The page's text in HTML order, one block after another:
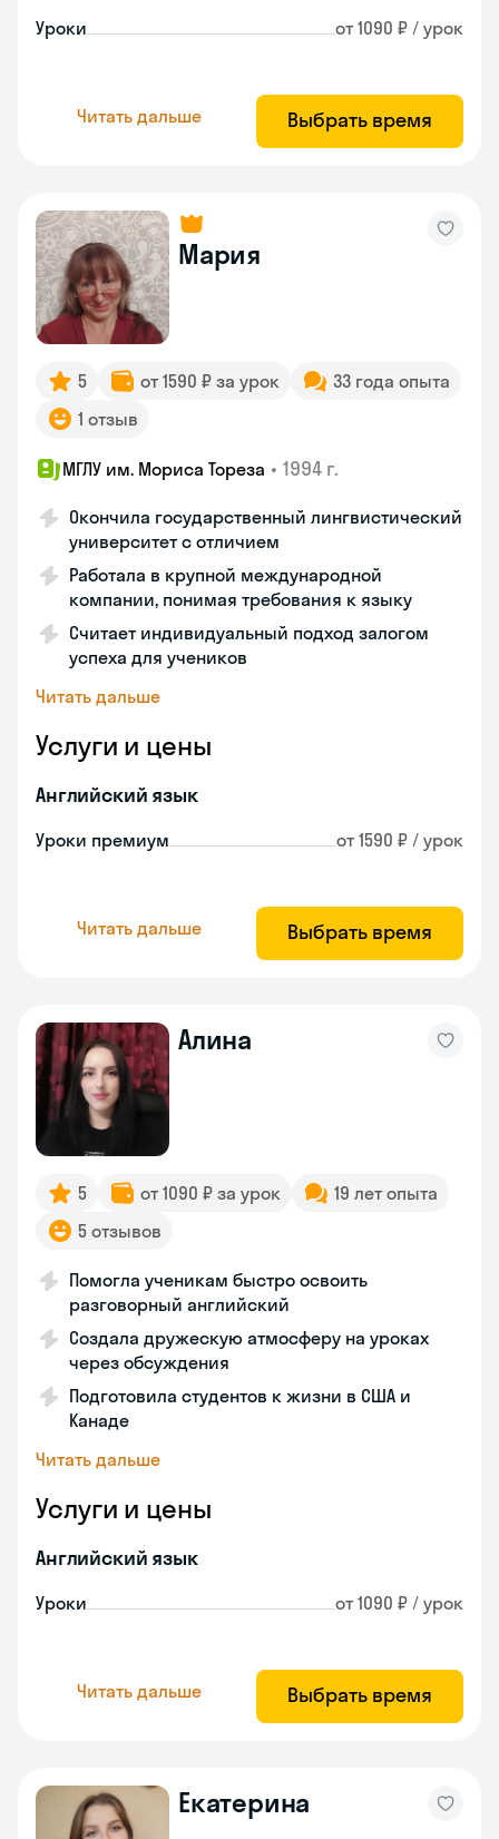
Уроки от 1090 ₽ / урок
Читать дальше Выбрать время
Мария
5 от 1590 ₽ за урок
33 года опыта
1 отзыв
МГЛУ им. Мориса Тореза • 1994 г.
Окончила государственный лингвистический
университет с отличием
Работала в крупной международной
компании, понимая требования к языку
Считает индивидуальный подход залогом
успеха для учеников
Читать дальше
Услуги и цены
Английский язык
Уроки премиум от 1590 ₽ / урок
Читать дальше Выбрать время
Алина
5 от 1090 ₽ за урок
19 лет опыта
5 отзывов
Помогла ученикам быстро освоить
разговорный английский
Создала дружескую атмосферу на уроках
через обсуждения
Подготовила студентов к жизни в США и
Канаде
Читать дальше
Услуги и цены
Английский язык
Уроки от 1090 ₽ / урок
Читать дальше Выбрать время
Екатерина